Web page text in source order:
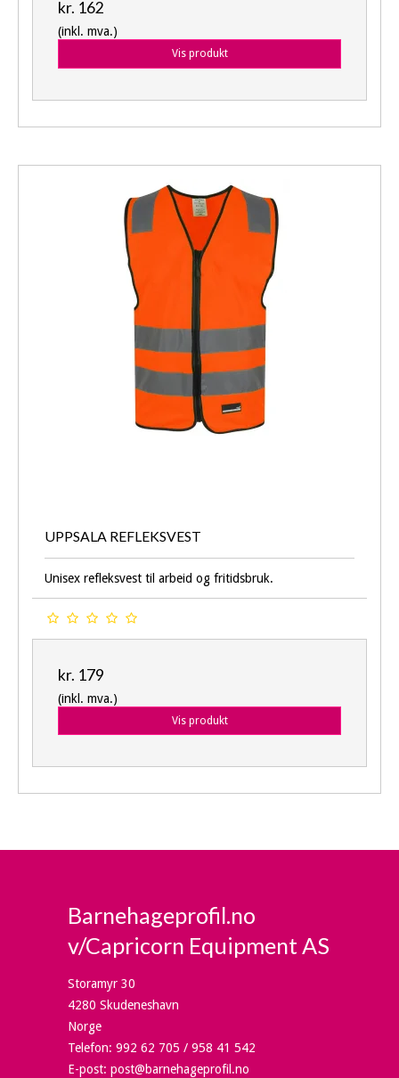
kr. 162
(inkl. mva.)
Vis produkt
UPPSALA REFLEKSVEST
Unisex refleksvest til arbeid og fritidsbruk.
kr. 179
(inkl. mva.)
Vis produkt
Barnehageprofil.no
v/Capricorn Equipment AS
Storamyr 30
4280 Skudeneshavn
Norge
Telefon: 992 62 705 / 958 41 542
E-post: post@barnehageprofil.no